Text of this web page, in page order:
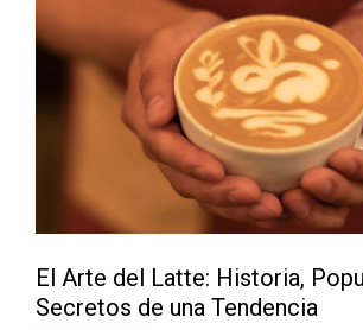
El Arte del Latte: Historia,
Secretos de una Tendencia